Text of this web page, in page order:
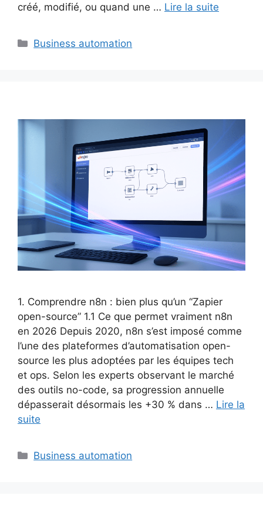
créé, modifié, ou quand une … Lire la suite
Catégories
Business automation
1. Comprendre n8n : bien plus qu’un “Zapier
open-source” 1.1 Ce que permet vraiment n8n
en 2026 Depuis 2020, n8n s’est imposé comme
l’une des plateformes d’automatisation open-
source les plus adoptées par les équipes tech
et ops. Selon les experts observant le marché
des outils no-code, sa progression annuelle
dépasserait désormais les +30 % dans … Lire la
suite
Catégories
Business automation